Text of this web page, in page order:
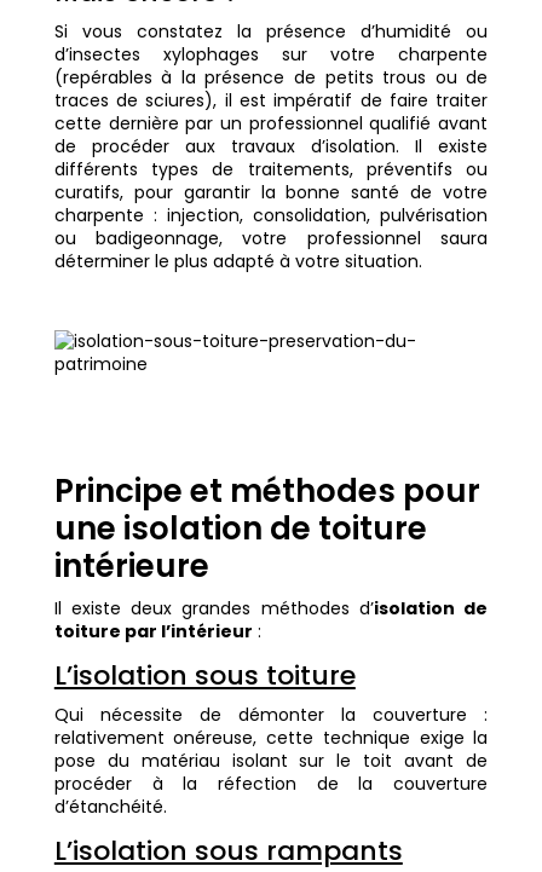
Si vous constatez la présence d’humidité ou
d’insectes xylophages sur votre charpente
(repérables à la présence de petits trous ou de
traces de sciures), il est impératif de faire traiter
cette dernière par un professionnel qualifié avant
de procéder aux travaux d’isolation. Il existe
différents types de traitements, préventifs ou
curatifs, pour garantir la bonne santé de votre
charpente : injection, consolidation, pulvérisation
ou badigeonnage, votre professionnel saura
déterminer le plus adapté à votre situation.
Principe et méthodes pour
une isolation de toiture
intérieure
Il existe deux grandes méthodes d’isolation de
toiture par l’intérieur :
L’isolation sous toiture
Qui nécessite de démonter la couverture :
relativement onéreuse, cette technique exige la
pose du matériau isolant sur le toit avant de
procéder à la réfection de la couverture
d’étanchéité.
L’isolation sous rampants